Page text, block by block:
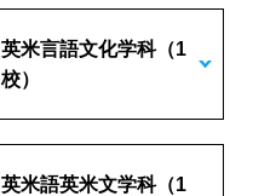
英米言語文化学科（1
校）
英米語英米文学科（1